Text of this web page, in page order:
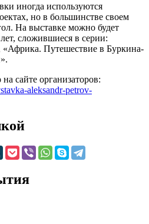
иногда используются
но в большинстве своем
На выставке можно будет
сложившиеся в серии:
Путешествие в Буркина-
сайте организаторов:
aleksandr-petrov-